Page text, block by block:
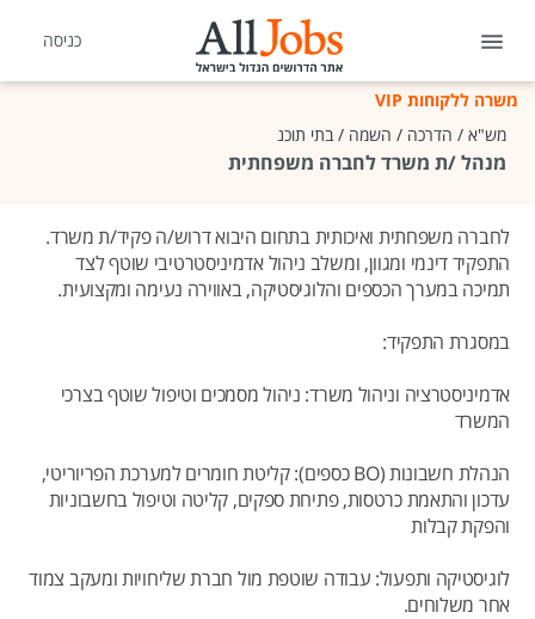
כניסה
משרה ללקוחות VIP
מש"א / הדרכה / השמה / בתי תוכנ
מנהל /ת משרד לחברה משפחתית
לחברה משפחתית ואיכותית בתחום היבוא דרוש/ה פקיד/ת משרד.
התפקיד דינמי ומגוון, ומשלב ניהול אדמיניסטרטיבי שוטף לצד
תמיכה במערך הכספים והלוגיסטיקה, באווירה נעימה ומקצועית.
במסגרת התפקיד:
אדמיניסטרציה וניהול משרד: ניהול מסמכים וטיפול שוטף בצרכי
המשרד
הנהלת חשבונות (BO כספים): קליטת חומרים למערכת הפריוריטי,
עדכון והתאמת כרטסות, פתיחת ספקים, קליטה וטיפול בחשבוניות
והפקת קבלות
לוגיסטיקה ותפעול: עבודה שוטפת מול חברת שליחויות ומעקב צמוד
אחר משלוחים.